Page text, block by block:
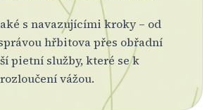
s navazujícími kroky – od
hřbitova přes obřadní
pietní služby, které se k
vážou.